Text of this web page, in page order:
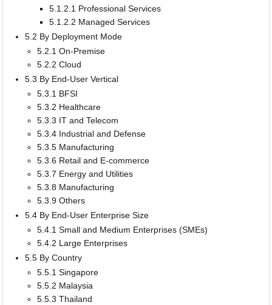
5.1.2.1 Professional Services
5.1.2.2 Managed Services
5.2 By Deployment Mode
5.2.1 On-Premise
5.2.2 Cloud
5.3 By End-User Vertical
5.3.1 BFSI
5.3.2 Healthcare
5.3.3 IT and Telecom
5.3.4 Industrial and Defense
5.3.5 Manufacturing
5.3.6 Retail and E-commerce
5.3.7 Energy and Utilities
5.3.8 Manufacturing
5.3.9 Others
5.4 By End-User Enterprise Size
5.4.1 Small and Medium Enterprises (SMEs)
5.4.2 Large Enterprises
5.5 By Country
5.5.1 Singapore
5.5.2 Malaysia
5.5.3 Thailand